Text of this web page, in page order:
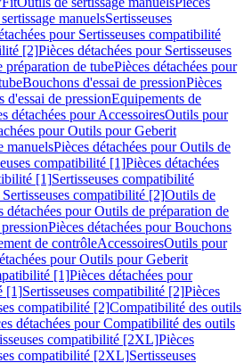
manuelsSertisseuses
pour Sertisseuses compatibilité
[2]Pièces détachées pour Sertisseuses
préparation de tubePièces détachées pour
Bouchons d'essai de pressionPièces
d'essai de pressionEquipements de
détachées pour AccessoiresOutils pour
pour Outils pour Geberit
manuelsPièces détachées pour Outils de
compatibilité [1]Pièces détachées
[1]Sertisseuses compatibilité
compatibilité [2]Outils de
détachées pour Outils de préparation de
Pièces détachées pour Bouchons
de contrôleAccessoiresOutils pour
pour Outils pour Geberit
[1]Pièces détachées pour
[1]Sertisseuses compatibilité [2]Pièces
compatibilité [2]Compatibilité des outils
détachées pour Compatibilité des outils
compatibilité [2XL]Pièces
compatibilité [2XL]Sertisseuses